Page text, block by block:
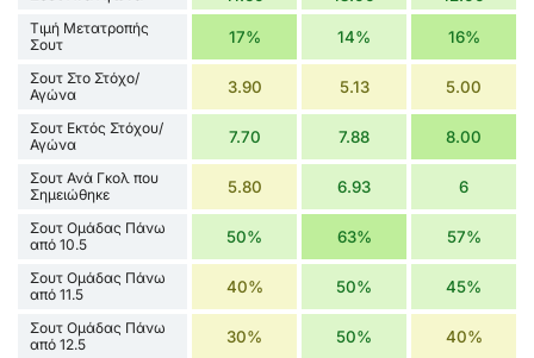
Τιμή Μετατροπής
Σουτ
17% 14% 16%
Σουτ Στο Στόχο/
Αγώνα
3.90 5.13 5.00
Σουτ Εκτός Στόχου/
Αγώνα
7.70 7.88 8.00
Σουτ Ανά Γκολ που
Σημειώθηκε
5.80 6.93 6
Σουτ Ομάδας Πάνω
από 10.5
50% 63% 57%
Σουτ Ομάδας Πάνω
από 11.5
40% 50% 45%
Σουτ Ομάδας Πάνω
από 12.5
30% 50% 40%